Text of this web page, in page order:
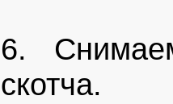
6.
скотча.